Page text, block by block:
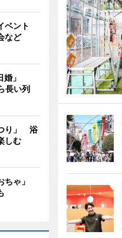
ベント
など
婚」
長い列
り」 浴
しむ
ちゃ」